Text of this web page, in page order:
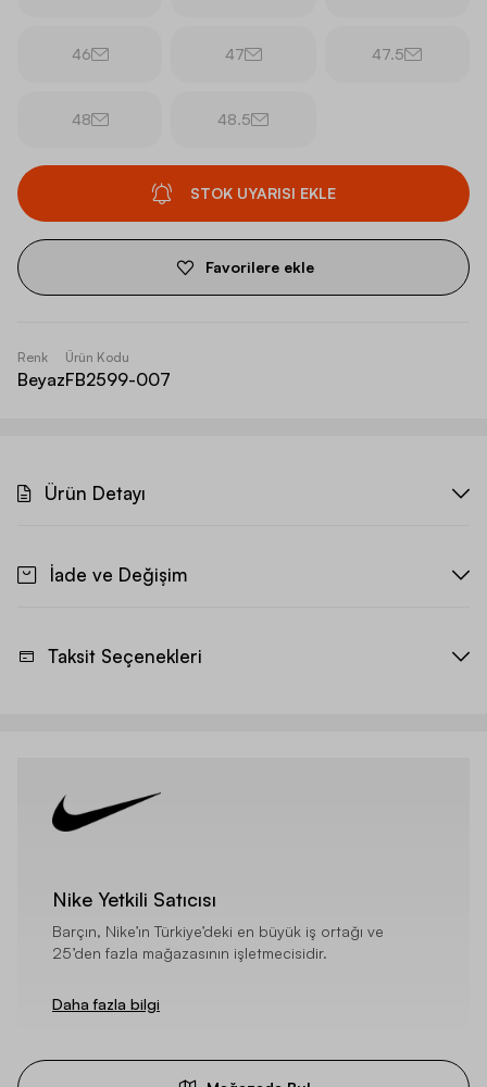
46 47 47.5
48 48.5
STOK UYARISI EKLE
Favorilere ekle
Renk
Beyaz
Ürün Kodu
FB2599-007
Ürün Detayı
İade ve Değişim
Taksit Seçenekleri
Nike Yetkili Satıcısı
Barçın, Nike’ın Türkiye’deki en büyük iş ortağı ve
25’den fazla mağazasının işletmecisidir.
Daha fazla bilgi